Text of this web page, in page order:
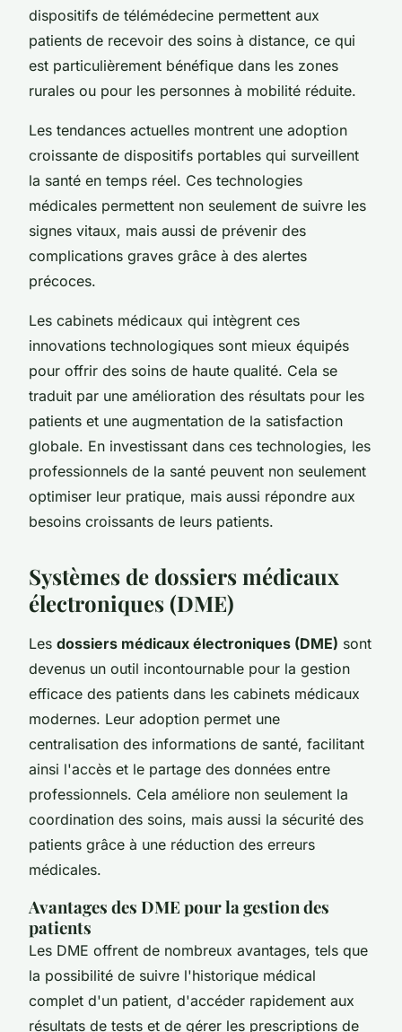
dispositifs de télémédecine permettent aux
patients de recevoir des soins à distance, ce qui
est particulièrement bénéfique dans les zones
rurales ou pour les personnes à mobilité réduite.
Les tendances actuelles montrent une adoption
croissante de dispositifs portables qui surveillent
la santé en temps réel. Ces technologies
médicales permettent non seulement de suivre les
signes vitaux, mais aussi de prévenir des
complications graves grâce à des alertes
précoces.
Les cabinets médicaux qui intègrent ces
innovations technologiques sont mieux équipés
pour offrir des soins de haute qualité. Cela se
traduit par une amélioration des résultats pour les
patients et une augmentation de la satisfaction
globale. En investissant dans ces technologies, les
professionnels de la santé peuvent non seulement
optimiser leur pratique, mais aussi répondre aux
besoins croissants de leurs patients.
Systèmes de dossiers médicaux
électroniques (DME)
Les dossiers médicaux électroniques (DME) sont
devenus un outil incontournable pour la gestion
efficace des patients dans les cabinets médicaux
modernes. Leur adoption permet une
centralisation des informations de santé, facilitant
ainsi l'accès et le partage des données entre
professionnels. Cela améliore non seulement la
coordination des soins, mais aussi la sécurité des
patients grâce à une réduction des erreurs
médicales.
Avantages des DME pour la gestion des
patients
Les DME offrent de nombreux avantages, tels que
la possibilité de suivre l'historique médical
complet d'un patient, d'accéder rapidement aux
résultats de tests et de gérer les prescriptions de